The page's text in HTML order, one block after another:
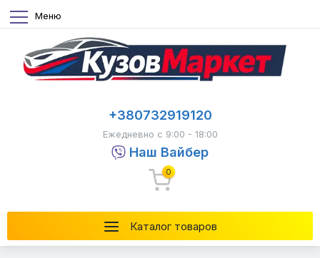
Меню
Каталог товаров
+380732919120
Ежедневно с 9:00 - 18:00
Наш Вайбер
0